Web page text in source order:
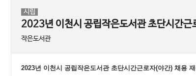
북스타트
도서관 견학
스마트도서관
시립
2023년 이천시 공립작은도서관 초단시간
작은도서관
2023년 이천시 공립작은도서관 초단시간근로자(야간) 채용